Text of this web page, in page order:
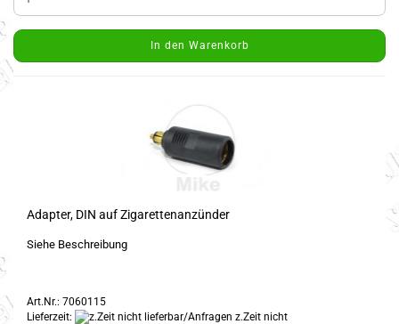
In den Warenkorb
Adapter, DIN auf Zigarettenanzünder
Siehe Beschreibung
Art.Nr.: 7060115
Lieferzeit:
z.Zeit nicht